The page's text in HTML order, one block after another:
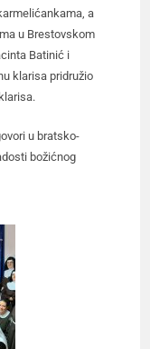
a
u Brestovskom
Batinić i
klarisa pridružio
u bratsko-
božićnog